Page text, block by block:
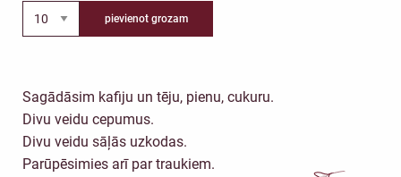
pievienot grozam
Sagādāsim kafiju un tēju, pienu, cukuru.
Divu veidu cepumus.
Divu veidu sāļās uzkodas.
Parūpēsimies arī par traukiem.